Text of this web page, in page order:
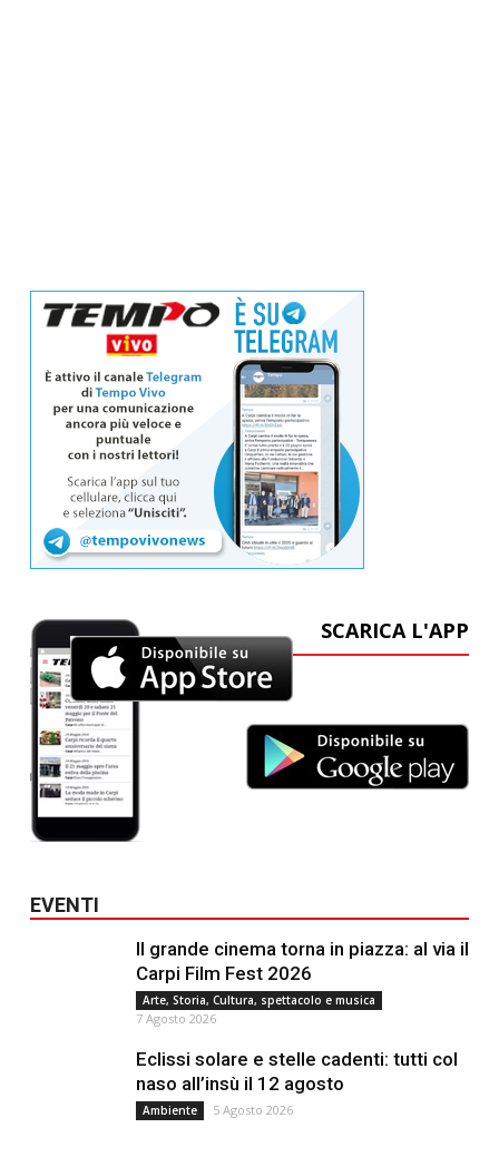
SCARICA L'APP
EVENTI
Il grande cinema torna in piazza: al via il
Carpi Film Fest 2026
Arte, Storia, Cultura, spettacolo e musica
7 Agosto 2026
Eclissi solare e stelle cadenti: tutti col
naso all’insù il 12 agosto
Ambiente 5 Agosto 2026